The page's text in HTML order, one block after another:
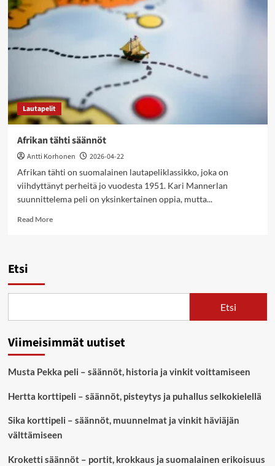
Lautapelit
Afrikan tähti säännöt
Antti Korhonen
2026-04-22
Afrikan tähti on suomalainen lautapeliklassikko, joka on
viihdyttänyt perheitä jo vuodesta 1951. Kari Mannerlan
suunnittelema peli on yksinkertainen oppia, mutta...
Read MoreRead
Etsi
Etsi
Viimeisimmät uutiset
Musta Pekka peli – säännöt, historia ja vinkit voittamiseen
Hertta korttipeli – säännöt, pisteytys ja puhallus selkokielellä
Sika korttipeli – säännöt, muunnelmat ja vinkit häviäjän
välttämiseen
Kroketti säännöt – portit, krokkaus ja suomalainen erikoisuus